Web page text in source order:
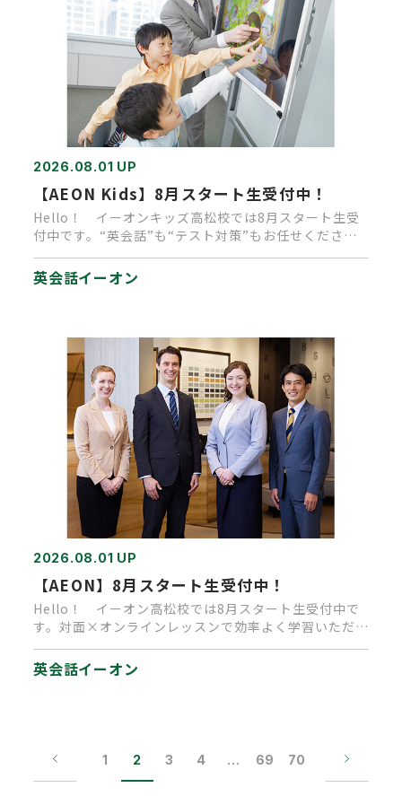
2026.08.01 UP
【AEON Kids】8月スタート生受付中！
Hello！ イーオンキッズ高松校では8月スタート生受
付中です。“英会話”も“テスト対策”もお任せくださ
い。 今なら入学…
英会話イーオン
2026.08.01 UP
【AEON】8月スタート生受付中！
Hello！ イーオン高松校では8月スタート生受付中で
す。対面×オンラインレッスンで効率よく学習いただけ
ます。 今なら入…
英会話イーオン
1 2 3 4 … 69 70